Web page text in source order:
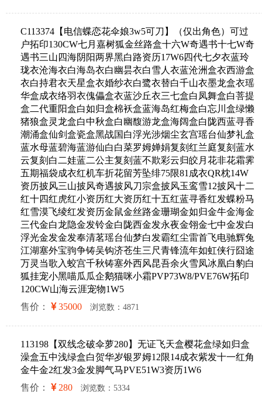
C113374【电信蝶恋花伞娘3w5可刀】（仅出角色）可过
户拓印130CW七月嘉树狐金丝路盒十六W奇遇书十七W奇
遇书三山四海阴阳两界黑白路资历17W6四代七夕衣蓝玲
珑衣沧海衣白海岛衣白幽昙衣白雪人衣蓝沧洲盒衣西游盒
衣白持君衣天星盒衣婚纱衣白鹭衣替白千山衣墨龙盒衣瑶
华盒成衣络羽衣傀儡盒衣蓝沙丘衣三七盒白凤舞盒白菩提
盒二代重阳盒白如归盒棉袄盒蓝海岛红梅盒白忘川盒绿懒
猪狼盒灵龙盒白中秋盒白幽馥游龙盒海阔盒白陇西蓝寻香
潮涌盒仙剑盒瓷盒黑战国白浮光涉烟尘玄宫瑶台仙梦礼盒
蓝水母蓝碧海蓝游仙白白菜罗姆婵娟复刻红兰庭复刻蓝水
云复刻白二娃蓝二公主复刻蓝不欺彩云归皎月花非花霜霁
五期福袋成衣红机车折花留芳坠绯75限81成衣QR枕14W
资历披风三山披风奇遇披风刀宗盒披风玉鸾雪12披风十二
红十四红虎红小资历红大资历红十五红蓝寻香红发蝶粉马
红雪漠飞绫红发资历金鼠金丝路金珊瑚金如归金牛金海金
三代金白龙隐金发铃金白陇西金发永夜金翎金七中金发白
浮光金发金发奉清茗瑶台仙梦白发霸红尘雷首飞电驰辉兔
江湖塞外宝驹争铸吴钩济苍生三尺青锋流年如虹侠行囧途
万灵当歌入蛟宫千秋铸塞外西风昆吾余火雪凤冰凰白豹白
狐挂宠小黑喵瓜瓜企鹅猫咪小霜PVP73W8/PVE76W拓印
120CW山海云涯宠物1W5
售价：
35000 浏览数：4871
113198【双线念破伞萝280】无证飞天盒樱花盒绿如归盒
澡盒五中浅绿盒白贺华岁银罗姆12限14成衣紫发十一红角
金牛金2红发3金发脚气马PVE51W3资历1W6
售价：
280 浏览数：5334